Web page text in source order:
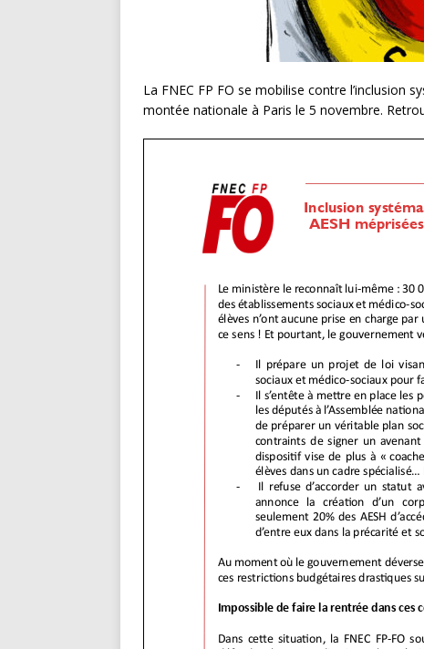
La FNEC FP FO se mobilise contre l’inclusion
montée nationale à Paris le 5 novembre.